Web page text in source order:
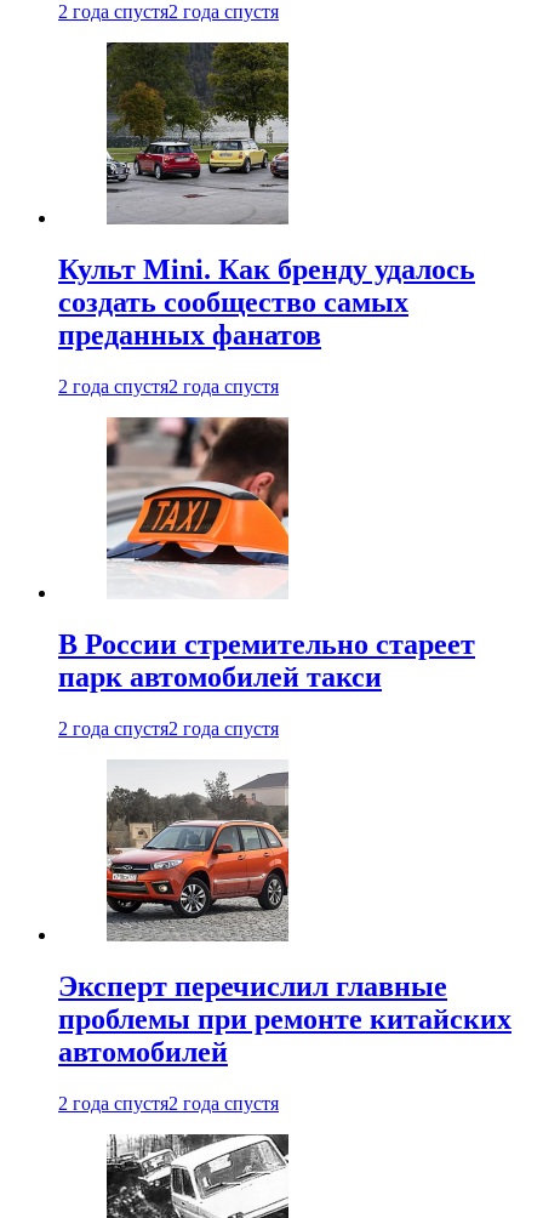
2 года спустя2 года спустя
Культ Mini. Как бренду удалось
создать сообщество самых
преданных фанатов
2 года спустя2 года спустя
В России стремительно стареет
парк автомобилей такси
2 года спустя2 года спустя
Эксперт перечислил главные
проблемы при ремонте китайских
автомобилей
2 года спустя2 года спустя